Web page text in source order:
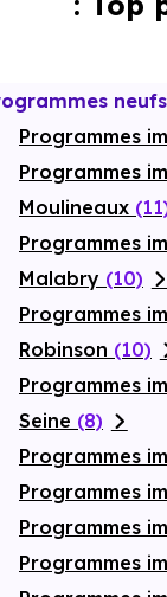
Programmes
Programmes
Moulineaux
Programmes
Malabry (10)
Programmes
Robinson (10)
Programmes
Seine (8)
Programmes
Programmes
Programmes
Programmes